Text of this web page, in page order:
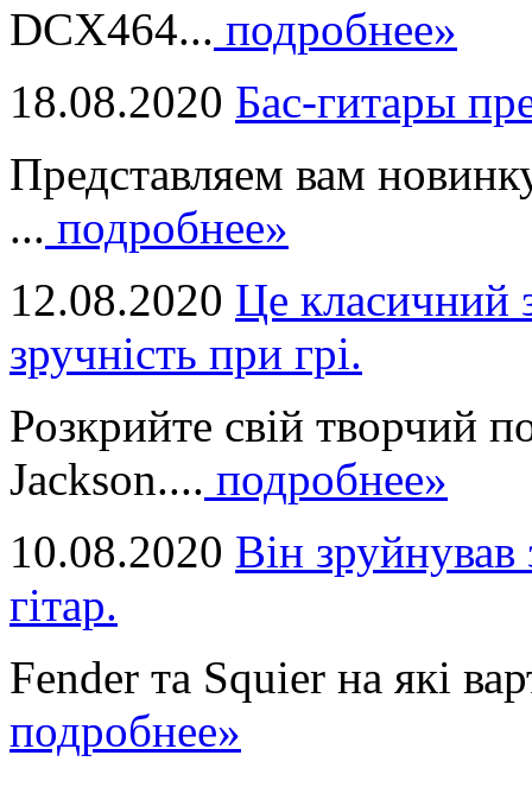
DCX464... подробнее»
18.08.2020 Бас-гитары
Представляем вам
... подробнее»
12.08.2020 Це класичний
зручність при грі.
Розкрийте свій творчий
Jackson.... подробнее»
10.08.2020 Він
гітар.
Fender та Squier на які
подробнее»